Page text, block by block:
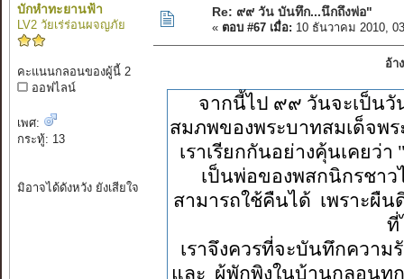
บักหำทะยานฟ้า
LV2 วัยเร่ร่อนผจญภัย
คะแนนกลอนของผู้นี้ 2
ออฟไลน์
เพศ:
กระทู้: 13
มิอาจได้ดังหวัง ยังเสียใจ
Re: ๙๙ วัน บันทึก...นึกถึงพ่อ"
« ตอบ #67 เมื่อ: 10 ธันวาคม 2010,
อ้า
จากนี้ไป ๙๙ วันจะเป็น
สมภพของพระบาทสมเด็จพ
เราเรียกกันอย่างคุ้นเคย
เป็นพ่อของพสกนิกรชา
สามารถใช้คืนได้ เพราะผื
ที่
เราจึงควรที่จะบันทึกควา
และ ผู้พักพิงในบ้านกลอน